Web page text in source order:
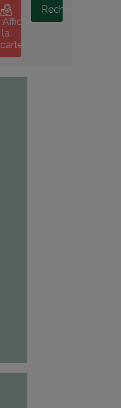
Afficher
la
carte
Rechercher